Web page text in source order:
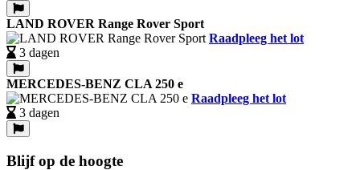
LAND ROVER Range Rover Sport
Raadpleeg het lot
3 dagen
MERCEDES-BENZ CLA 250 e
Raadpleeg het lot
3 dagen
Blijf op de hoogte